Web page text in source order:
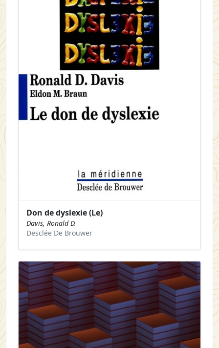
Don de dyslexie (Le)
Davis, Ronald D.
Desclée De Brouwer